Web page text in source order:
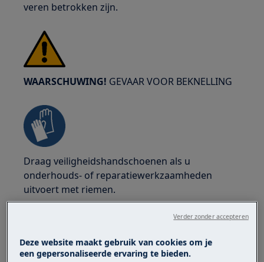
veren betrokken zijn.
WAARSCHUWING! GEVAAR VOOR BEKNELLING
Draag veiligheidshandschoenen als u
onderhouds- of reparatiewerkzaamheden
uitvoert met riemen.
Deze website maakt gebruik van cookies om je
een gepersonaliseerde ervaring te bieden.
Verder zonder accepteren